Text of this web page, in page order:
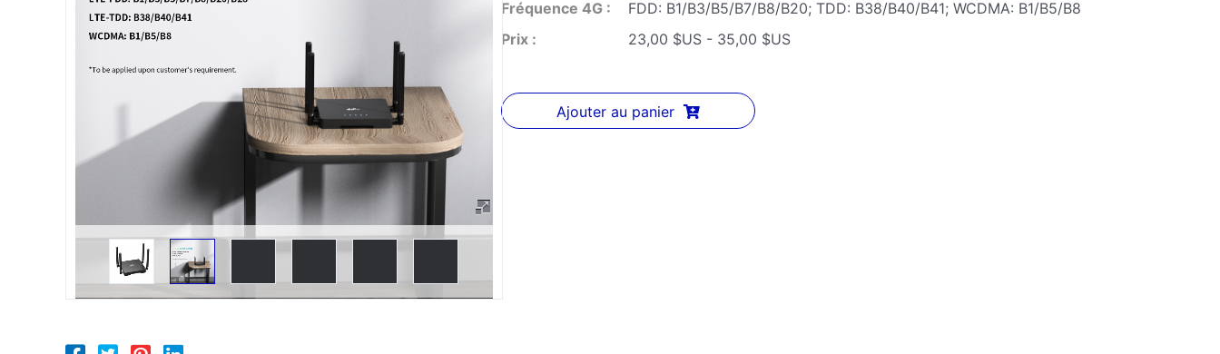
Fréquence 4G :
FDD: B1/B3/B5/B7/B8/B20; TDD: B38/B40/B41; WCDMA: B1/B5/B8
Prix :
23,00 $US - 35,00 $US
Ajouter au panier